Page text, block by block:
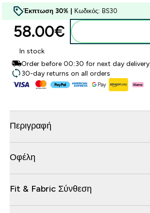
Έκπτωση 30% | Κωδικός: BS30
58.00€‎
In stock
Order before 00:30 for next day delivery
30-day returns on all orders
Περιγραφή
Οφέλη
Fit & Fabric Σύνθεση